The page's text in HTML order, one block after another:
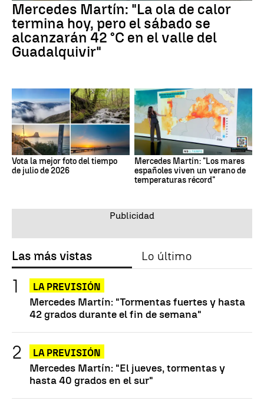
Mercedes Martín: "La ola de calor
termina hoy, pero el sábado se
alcanzarán 42 °C en el valle del
Guadalquivir"
Vota la mejor foto del tiempo
de julio de 2026
Mercedes Martín: "Los mares
españoles viven un verano de
temperaturas récord"
Las más vistas Lo último
LA PREVISIÓN
Mercedes Martín: "Tormentas fuertes y hasta
42 grados durante el fin de semana"
LA PREVISIÓN
Mercedes Martín: "El jueves, tormentas y
hasta 40 grados en el sur"